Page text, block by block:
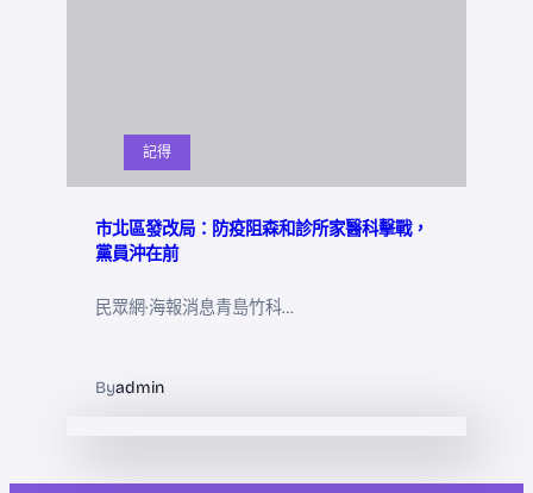
記得
市北區發改局：防疫阻森和診所家醫科擊戰，
黨員沖在前
民眾網·海報消息青島竹科…
Byadmin